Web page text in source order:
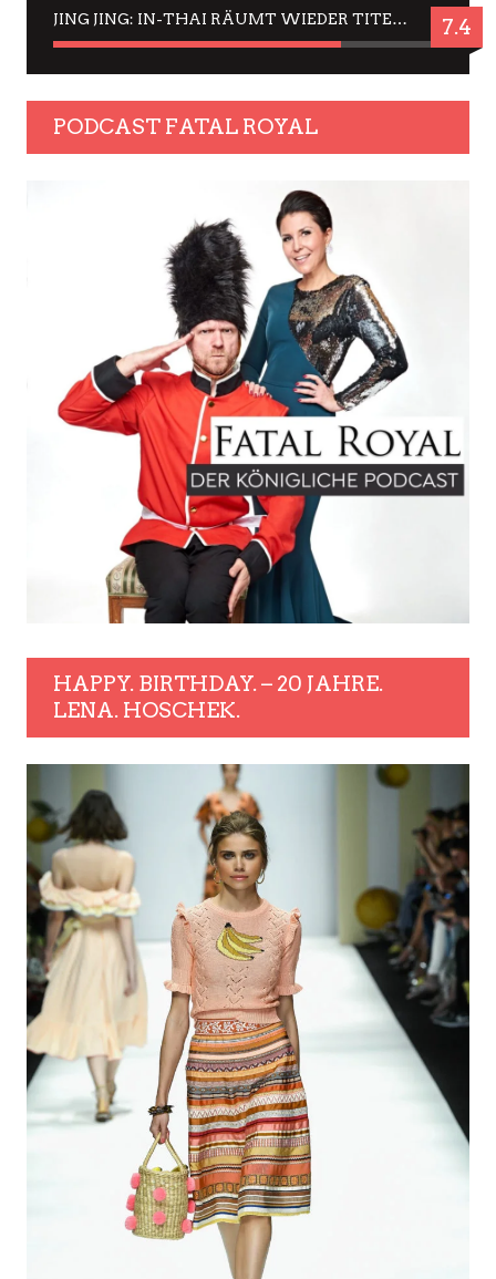
JING JING: IN-THAI RÄUMT WIEDER TITEL AB – EIN ZWEI-STUNDEN-ERLEBNISBERICHT 7.4
PODCAST FATAL ROYAL
HAPPY. BIRTHDAY. – 20 JAHRE.
LENA. HOSCHEK.